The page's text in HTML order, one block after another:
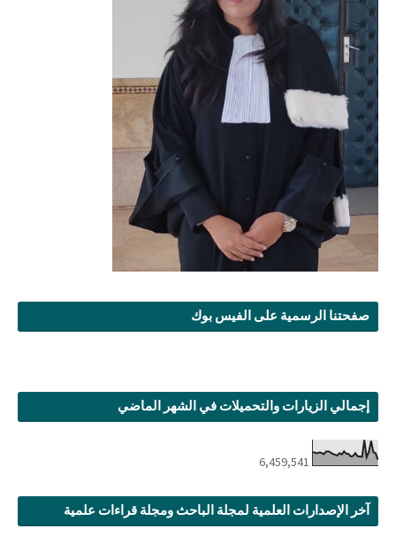
صفحتنا الرسمية على الفيس بوك
إجمالي الزيارات والتحميلات في الشهر الماضي
6,459,541
آخر الإصدارات العلمية لمجلة الباحث ومجلة قراءات علمية